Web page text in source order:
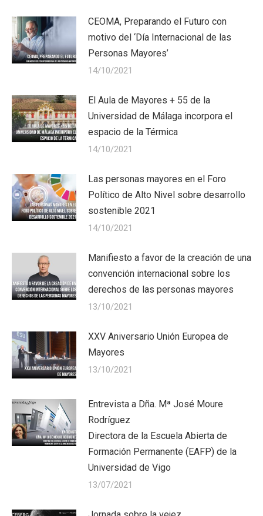
CEOMA, Preparando el Futuro con
motivo del ‘Día Internacional de las
Personas Mayores’
14/10/2021
El Aula de Mayores + 55 de la
Universidad de Málaga incorpora el
espacio de la Térmica
14/10/2021
Las personas mayores en el Foro
Político de Alto Nivel sobre desarrollo
sostenible 2021
14/10/2021
Manifiesto a favor de la creación de una
convención internacional sobre los
derechos de las personas mayores
13/10/2021
XXV Aniversario Unión Europea de
Mayores
13/10/2021
Entrevista a Dña. Mª José Moure
Rodríguez
Directora de la Escuela Abierta de
Formación Permanente (EAFP) de la
Universidad de Vigo
13/07/2021